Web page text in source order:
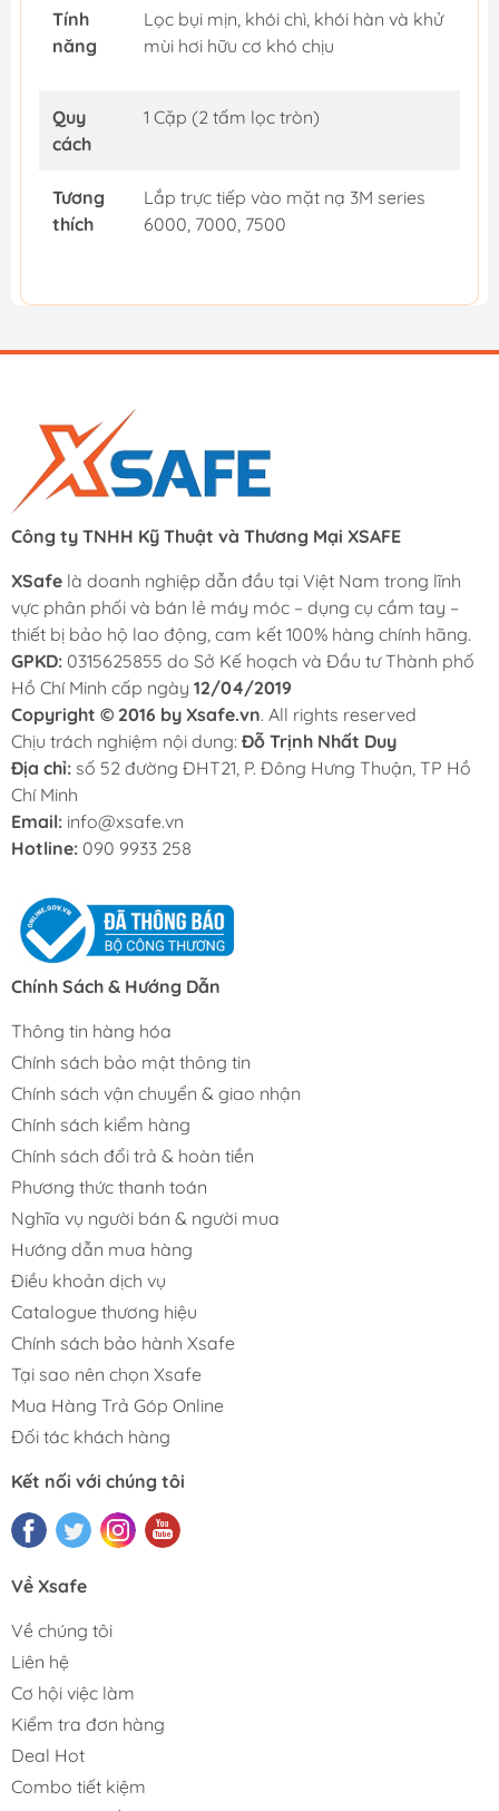
Tính
năng
Lọc bụi mịn, khói chì, khói hàn và khử
mùi hơi hữu cơ khó chịu
Quy
cách
1 Cặp (2 tấm lọc tròn)
Tương
thích
Lắp trực tiếp vào mặt nạ 3M series
6000, 7000, 7500
Công ty TNHH Kỹ Thuật và Thương Mại XSAFE
XSafe là doanh nghiệp dẫn đầu tại Việt Nam trong lĩnh
vực phân phối và bán lẻ máy móc – dụng cụ cầm tay –
thiết bị bảo hộ lao động, cam kết 100% hàng chính hãng.
GPKD: 0315625855 do Sở Kế hoạch và Đầu tư Thành phố
Hồ Chí Minh cấp ngày 12/04/2019
Copyright © 2016 by Xsafe.vn. All rights reserved
Chịu trách nghiệm nội dung: Đỗ Trịnh Nhất Duy
Địa chỉ: số 52 đường ĐHT21, P. Đông Hưng Thuận, TP Hồ
Chí Minh
Email: info@xsafe.vn
Hotline: 090 9933 258
Chính Sách & Hướng Dẫn
Thông tin hàng hóa
Chính sách bảo mật thông tin
Chính sách vận chuyển & giao nhận
Chính sách kiểm hàng
Chính sách đổi trả & hoàn tiền
Phương thức thanh toán
Nghĩa vụ người bán & người mua
Hướng dẫn mua hàng
Điều khoản dịch vụ
Catalogue thương hiệu
Chính sách bảo hành Xsafe
Tại sao nên chọn Xsafe
Mua Hàng Trả Góp Online
Đối tác khách hàng
Kết nối với chúng tôi
Về Xsafe
Về chúng tôi
Liên hệ
Cơ hội việc làm
Kiểm tra đơn hàng
Deal Hot
Combo tiết kiệm